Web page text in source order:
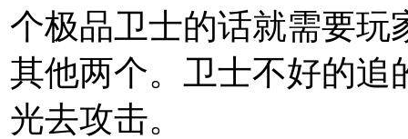
个极品卫士的话就需要玩
其他两个。卫士不好的追
光去攻击。